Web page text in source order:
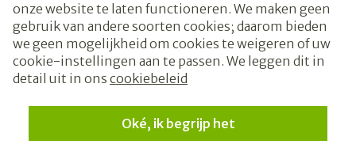
onze website te laten functioneren. We maken geen
gebruik van andere soorten cookies; daarom bieden
we geen mogelijkheid om cookies te weigeren of uw
cookie-instellingen aan te passen. We leggen dit in
detail uit in ons cookiebeleid
Oké, ik begrijp het
Juridische links